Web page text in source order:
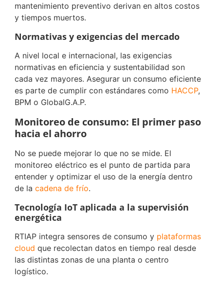
mantenimiento preventivo derivan en altos costos
y tiempos muertos.
Normativas y exigencias del mercado
A nivel local e internacional, las exigencias
normativas en eficiencia y sustentabilidad son
cada vez mayores. Asegurar un consumo eficiente
es parte de cumplir con estándares como HACCP,
BPM o GlobalG.A.P.
Monitoreo de consumo: El primer paso
hacia el ahorro
No se puede mejorar lo que no se mide. El
monitoreo eléctrico es el punto de partida para
entender y optimizar el uso de la energía dentro
de la cadena de frío.
Tecnología IoT aplicada a la supervisión
energética
RTIAP integra sensores de consumo y plataformas
cloud que recolectan datos en tiempo real desde
las distintas zonas de una planta o centro
logístico.